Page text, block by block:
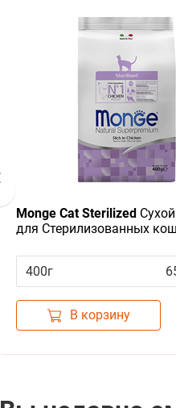
Monge Cat Sterilized
для Стерилизованных
400г
В корзину